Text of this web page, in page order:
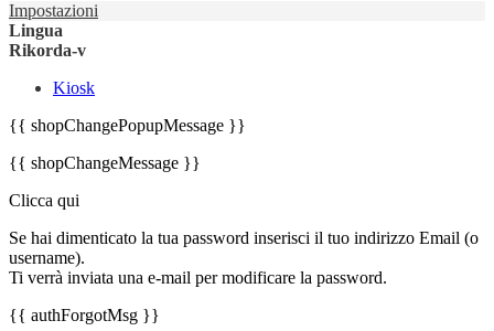
Impostazioni
Lingua
Rikorda-v
Kiosk
{{ shopChangePopupMessage }}
{{ shopChangeMessage }}
Clicca qui
Se hai dimenticato la tua password inserisci il tuo indirizzo Email (o
username).
Ti verrà inviata una e-mail per modificare la password.
{{ authForgotMsg }}